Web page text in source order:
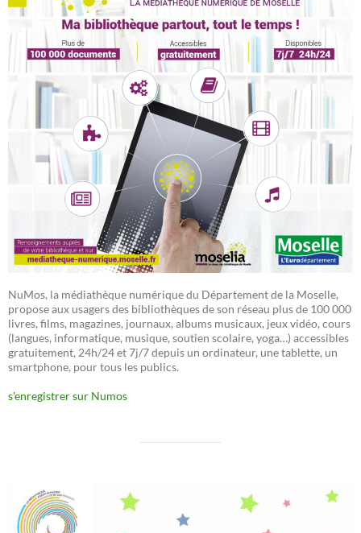
NuMos, la médiathèque numérique du Département de la Moselle,
propose aux usagers des bibliothèques de son réseau plus de 100 000
livres, films, magazines, journaux, albums musicaux, jeux vidéo, cours
(langues, informatique, musique, soutien scolaire, yoga…) accessibles
gratuitement, 24h/24 et 7j/7 depuis un ordinateur, une tablette, un
smartphone, pour tous les publics.
s'enregistrer sur Numos